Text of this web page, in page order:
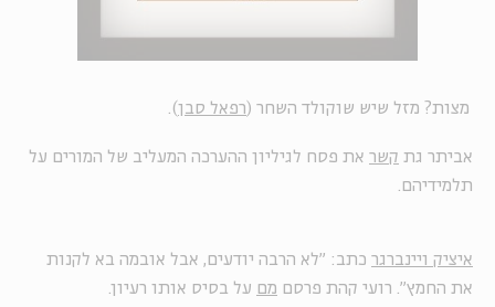
מצות? מזל שיש שוקולד השחר ( רפאל סבן).
אביתר גת קשר את פסח לגיליון ההערכה המעליב של המורים על
תלמידיהם.
איציק ויינברגר כתב: "לא הרבה יודעים, אבל אובמה בא לקנות
את החמץ". רועי קהת פרסם מם על בסיס אותו רעיון.